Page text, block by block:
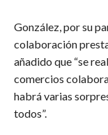
González, por su
colaboración
añadido que “se
comercios
habrá varias
todos”.